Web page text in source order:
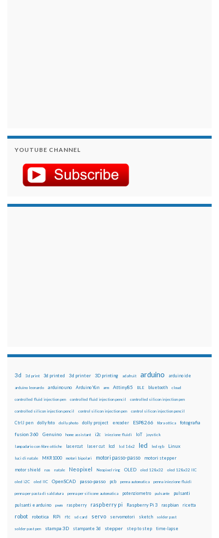
YOUTUBE CHANNEL
3d 3d print 3d printed 3d printer 3D printing adafruit arduino arduino ide
arduino leonardo arduino uno Arduino Yún arm Attiny85 BLE bluetooth cloud
controlled fluid injection pen controlled fluid injection pencil controlled silicon injection pen
controlled silicon injection pencil control silicon injection pen control silicon injection pencil
CtrlJ pen dolly foto dolly photo dolly project encoder ESP8266 fibra ottica fotografia
fusion 360 Genuino home assistant i2c iniezione fluidi IoT joystick
lampadario con fibre ottiche lasercut laser cut lcd lcd 16x2 led led rgb Linux
luci di natale MKR1000 motori bipolari motori passo-passo motori stepper
motor shield nas natale Neopixel Neopixel ring OLED oled 128x32 oled 128x32 IIC
oled i2C oled IIC OpenSCAD passo-passo pcb penna automatica penna iniezione fluidi
penna per pasta di saldatura penna per silicone automatica potenziometro pulsante pulsanti
pulsanti e arduino pwm raspberry raspberry pi Raspberry Pi 3 raspbian ricetta
robot robotica RPi rtc sd card servo servomotori sketch solder past
solder past pen stampa 3D stampante 3d stepper step to step time-lapse